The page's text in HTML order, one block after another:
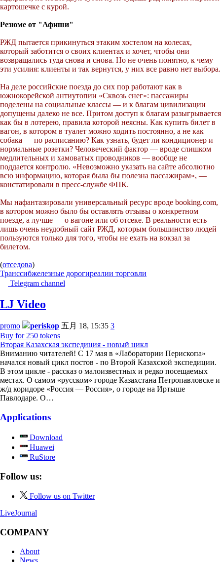
картошечке с курой.
Резюме от "Афиши"
РЖД пытается прикинуться этаким хостелом на колесах,
который заботится о своих клиентах и хочет, чтобы они
возвращались туда снова и снова. Но не очень понятно, к чему
эти усилия: клиенты и так вернутся, у них все равно нет выбора.
На деле российские поезда до сих пор работают как в
южнокорейской антиутопии «Сквозь снег»: пассажиры
поделены на социальные классы — и к благам цивилизации
допущены далеко не все. Притом доступ к благам разыгрывается
как бы в лотерею, правила которой неясны. Как купить билет в
вагон, в котором в туалет можно ходить постоянно, а не как
собака — по расписанию? Как узнать, будет ли кондиционер и
нормальные розетки? Человеческий фактор — вроде слишком
медлительных и хамоватых проводников — вообще не
поддается контролю. «Невозможно указать на сайте абсолютно
всю информацию, которая была бы полезна пассажирам», —
констатировали в пресс-службе ФПК.
Мы нафантазировали универсальный ресурс вроде booking.com,
в котором можно было бы оставлять отзывы о конкретном
поезде, а лучше — о вагоне или об отсеке. В реальности есть
лишь очень неудобный сайт РЖД, которым большинство людей
пользуются только для того, чтобы не ехать на вокзал за
билетом.
(отседова)
Транссибжелезные дорогиреалии торговли
Telegram channel
LJ Video
promo periskop 五月 18, 15:35 3
Buy for 250 tokens
Вторая Казахская экспедиция - новый цикл
Вниманию читателей! С 17 мая в «Лаборатории Перископа»
начался новый цикл постов - по Второй Казахской экспедиции.
В этом цикле - рассказ о малоизвестных и редко посещаемых
местах. О самом «русском» городе Казахстана Петропавловске и
ж/д коридоре «Россия — Россия», о городе на Иртыше
Павлодаре. О…
Applications
Download
Huawei
RuStore
Follow us:
Follow us on Twitter
LiveJournal
COMPANY
About
News